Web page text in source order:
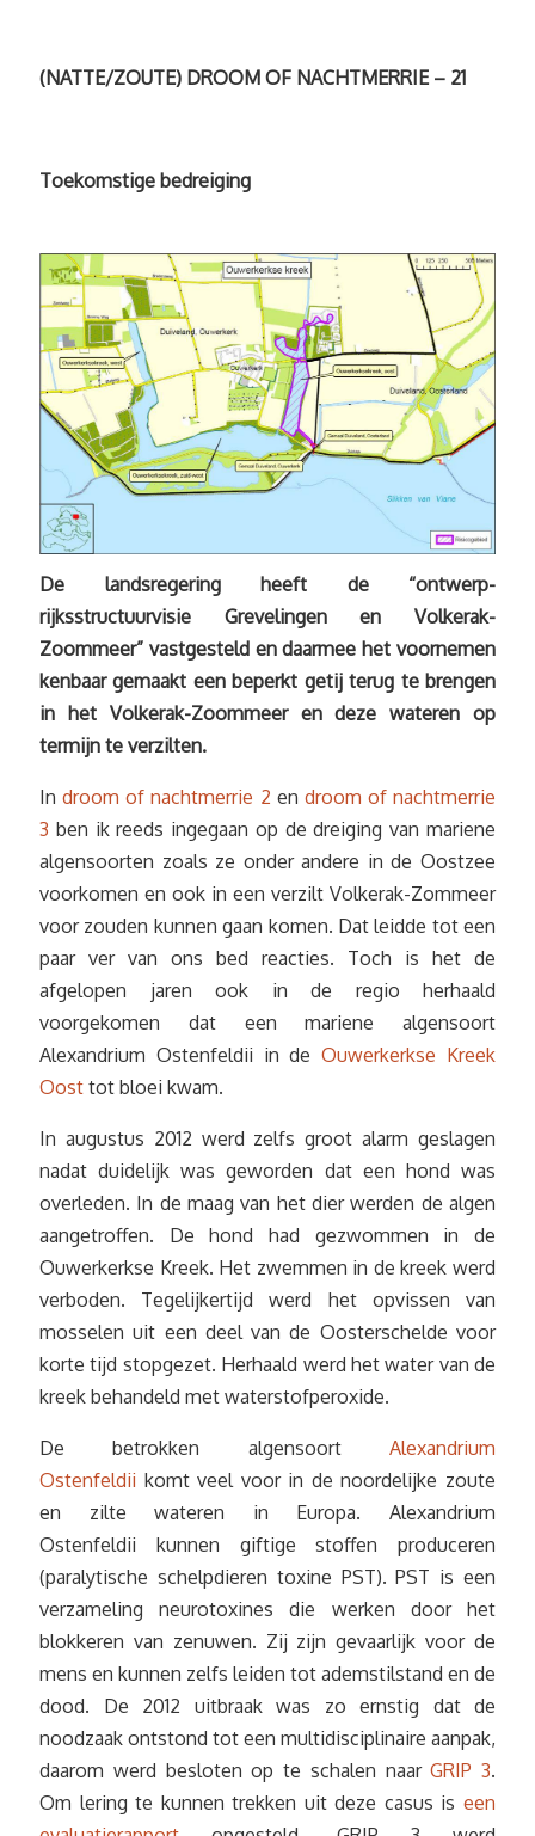
(NATTE/ZOUTE) DROOM OF NACHTMERRIE – 21
Toekomstige bedreiging
De landsregering heeft de “ontwerp-
rijksstructuurvisie Grevelingen en Volkerak-
Zoommeer” vastgesteld en daarmee het voornemen
kenbaar gemaakt een beperkt getij terug te brengen
in het Volkerak-Zoommeer en deze wateren op
termijn te verzilten.
Indroom of nachtmerrie 2 en droom of nachtmerrie
3 ben ik reeds ingegaan op de dreiging van mariene
algensoorten zoals ze onder andere in de Oostzee
voorkomen en ook in een verzilt Volkerak-Zommeer
voor zouden kunnen gaan komen. Dat leidde tot een
paar ver van ons bed reacties. Toch is het de
afgelopen jaren ook in de regio herhaald
voorgekomen dat een mariene algensoort
Alexandrium Ostenfeldii in deOuwerkerkse Kreek
Oost tot bloei kwam.
In augustus 2012 werd zelfs groot alarm geslagen
nadat duidelijk was geworden dat een hond was
overleden. In de maag van het dier werden de algen
aangetroffen. De hond had gezwommen in de
Ouwerkerkse Kreek. Het zwemmen in de kreek werd
verboden. Tegelijkertijd werd het opvissen van
mosselen uit een deel van de Oosterschelde voor
korte tijd stopgezet. Herhaald werd het water van de
kreek behandeld met waterstofperoxide.
De betrokken algensoort Alexandrium
Ostenfeldii komt veel voor in de noordelijke zoute
en zilte wateren in Europa. Alexandrium
Ostenfeldii kunnen giftige stoffen produceren
(paralytische schelpdieren toxine PST). PST is een
verzameling neurotoxines die werken door het
blokkeren van zenuwen. Zij zijn gevaarlijk voor de
mens en kunnen zelfs leiden tot ademstilstand en de
dood. De 2012 uitbraak was zo ernstig dat de
noodzaak ontstond tot een multidisciplinaire aanpak,
daarom werd besloten op te schalen naarGRIP 3.
Om lering te kunnen trekken uit deze casus is een